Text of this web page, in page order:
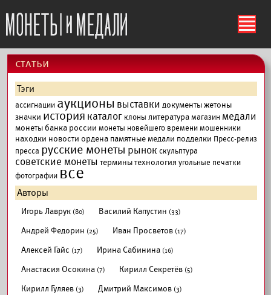
ś
cтатьи
Тэги
ассигнации аукционы выставки документыжетоны
значки история каталог клоны литературамагазин медали
монеты банка россии монеты новейшего временимошенники
находки новости ордена памятные медали подделки Пресс-релиз
пресса русские монеты рынок скульптура
советские монеты терминытехнология угольные печатки
фотографии все
Авторы
Игорь Лаврук (80) Василий Капустин (33)
Андрей Федорин (25) Иван Просветов (17)
Алексей Гайс (17) Ирина Сабинина (16)
Анастасия Осокина (7) Кирилл Секретёв (5)
Кирилл Гуляев (3) Дмитрий Максимов (3)